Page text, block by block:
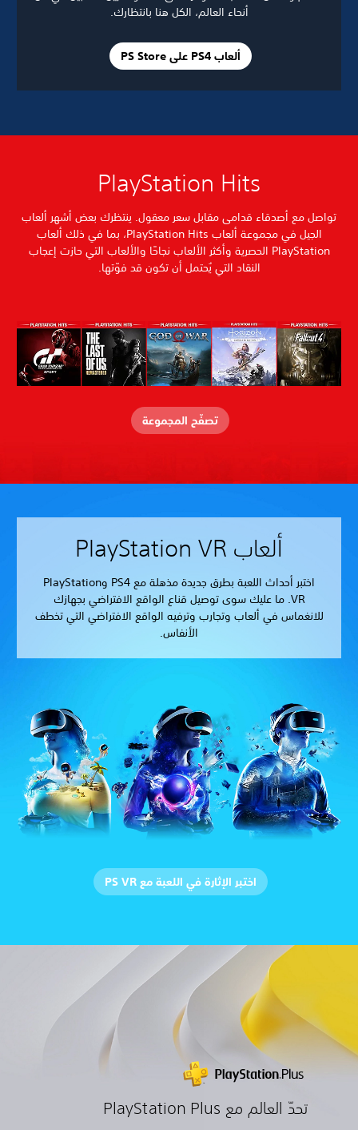
أنحاء العالم، الكل هنا بانتظارك.
ألعاب PS4 على PS Store
PlayStation Hits
مع أصدقاء قدامى مقابل سعر معقول. ينتظرك بعض أشهر ألعاب
الجيل في مجموعة ألعاب PlayStation Hits، بما في ذلك ألعاب
PlayStation الحصرية وأكثر الألعاب نجاحًا والألعاب التي حازت إعجاب
النقاد التي يُحتمل أن تكون قد فوّتها.
تصفّح المجموعة
ألعاب PlayStation VR
اختبر أحداث اللعبة بطرق جديدة مذهلة مع PS4 وPlayStation
VR. ما عليك سوى توصيل قناع الواقع الافتراضي بجهازك
للانغماس في ألعاب وتجارب وترفيه الواقع الافتراضي التي تخطف
الأنفاس.
اختبر الإثارة في اللعبة مع PS VR
تحدّ العالم مع PlayStation Plus